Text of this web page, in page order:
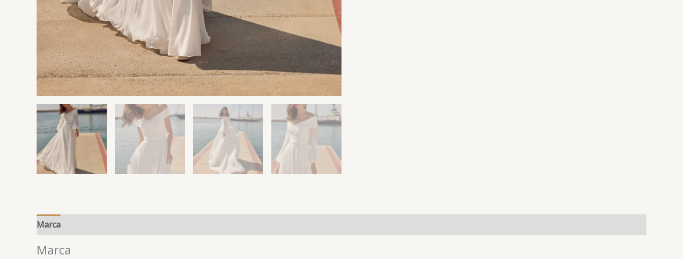
Marca
Marca